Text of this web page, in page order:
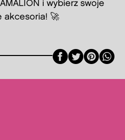
i wybierz swoje
akcesoria! 🚀